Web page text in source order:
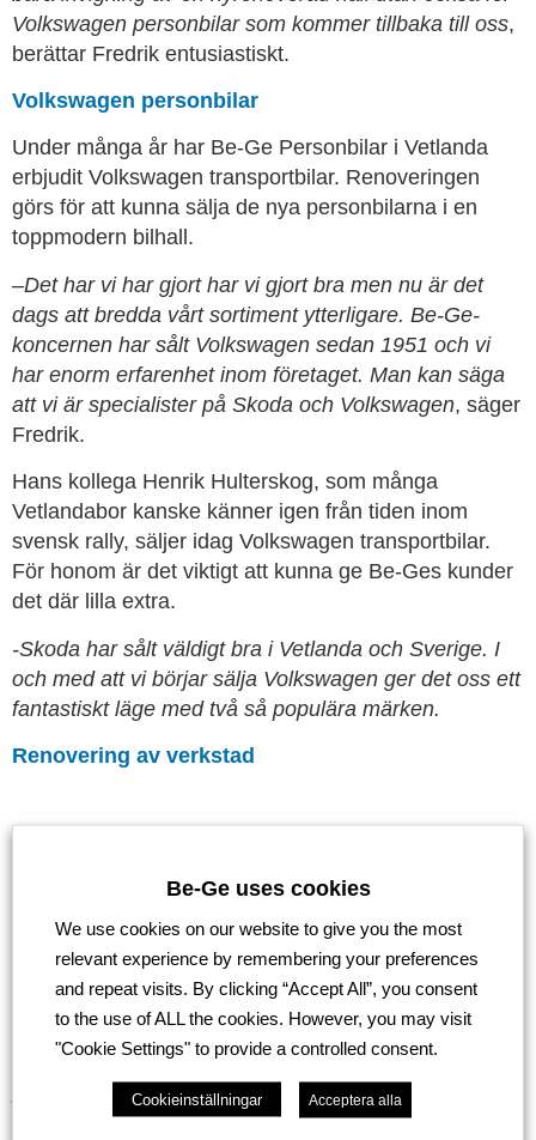
Volkswagen personbilar som kommer tillbaka till oss,
berättar Fredrik entusiastiskt.
Volkswagen personbilar
Under många år har Be-Ge Personbilar i Vetlanda
erbjudit Volkswagen transportbilar. Renoveringen
görs för att kunna sälja de nya personbilarna i en
toppmodern bilhall.
–Det har vi har gjort har vi gjort bra men nu är det
dags att bredda vårt sortiment ytterligare. Be-Ge-
koncernen har sålt Volkswagen sedan 1951 och vi
har enorm erfarenhet inom företaget. Man kan säga
att vi är specialister på Skoda och Volkswagen, säger
Fredrik.
Hans kollega Henrik Hulterskog, som många
Vetlandabor kanske känner igen från tiden inom
svensk rally, säljer idag Volkswagen transportbilar.
För honom är det viktigt att kunna ge Be-Ges kunder
det där lilla extra.
-Skoda har sålt väldigt bra i Vetlanda och Sverige. I
och med att vi börjar sälja Volkswagen ger det oss ett
fantastiskt läge med två så populära märken.
Renovering av verkstad
fått sig ett lyft. Även verkstaden och plåtverkstaden
renoveras och förbättras.
Det handlar om att göra oss redo för framtiden. Vi
vill kunna sköta om våra kunders bilar på bästa sätt
med allt ifrån hjulskifte med däckhotell till
säger Henrik.
Be-Ge uses cookies
We use cookies on our website to give you the most
relevant experience by remembering your preferences
and repeat visits. By clicking “Accept All”, you consent
to the use of ALL the cookies. However, you may visit
"Cookie Settings" to provide a controlled consent.
Cookieinställningar Acceptera alla